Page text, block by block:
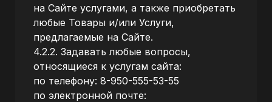
на Сайте услугами, а также приобретать
любые Товары и/или Услуги,
предлагаемые на Сайте.
4.2.2. Задавать любые вопросы,
относящиеся к услугам сайта:
по телефону: 8-950-555-53-55
по электронной почте: